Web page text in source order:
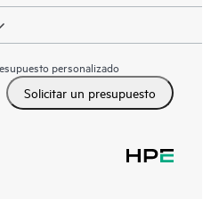
personalizado
Solicitar un presupuesto